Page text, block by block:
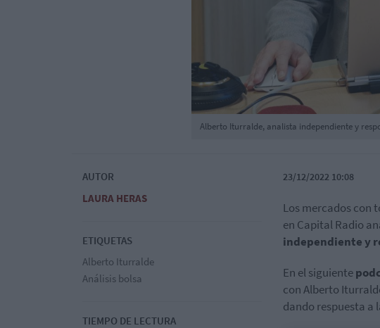
Alberto Iturralde, analista independiente y
AUTOR
LAURA HERAS
ETIQUETAS
Alberto Iturralde
Análisis bolsa
TIEMPO DE LECTURA
23/12/2022 10:08
Los mercados con
en Capital Radio
independiente y
En el siguiente
con Alberto
dando respuesta a